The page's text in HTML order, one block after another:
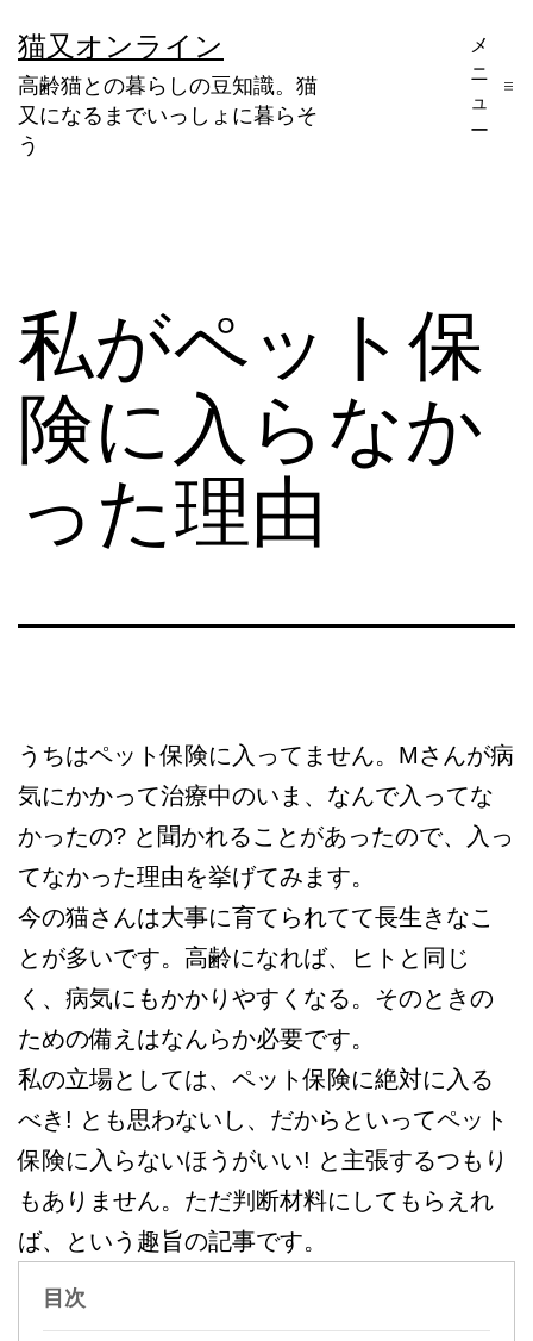
ン
テ
ン
ッ
猫又オンライン
高齢猫との暮らしの豆知識。猫
又になるまでいっしょに暮らそ
う
メ
ニ
ュ
ー
私がペット保
険に入らなか
った理由
うちはペット保険に入ってません。Mさんが病
気にかかって治療中のいま、なんで入ってな
かったの? と聞かれることがあったので、入っ
てなかった理由を挙げてみます。
今の猫さんは大事に育てられてて長生きなこ
とが多いです。高齢になれば、ヒトと同じ
く、病気にもかかりやすくなる。そのときの
ための備えはなんらか必要です。
私の立場としては、ペット保険に絶対に入る
べき! とも思わないし、だからといってペット
保険に入らないほうがいい! と主張するつもり
もありません。ただ判断材料にしてもらえれ
ば、という趣旨の記事です。
目次